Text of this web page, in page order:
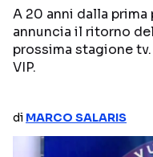
Streaming
AMAZON PRIME VIDEO
A 20 anni dalla
annuncia il ritorno
prossima stagione
VIP.
di MARCO SALARIS